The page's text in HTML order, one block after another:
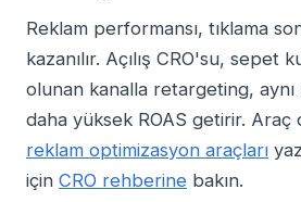
Reklam performansı, tıklama
kazanılır. Açılış CRO'su, sepet
olunan kanalla retargeting,
daha yüksek ROAS getirir. Araç
reklam optimizasyon araçları
için CRO rehberine bakın.